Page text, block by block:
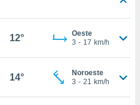
12°
Oeste
3 - 17 km/h
14°
Noroeste
3 - 21 km/h